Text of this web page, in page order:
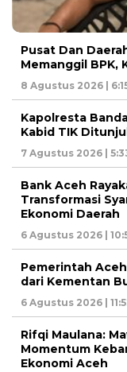
Pusat Dan
Memanggil BPK,
8 Agustus 2026 |
Kapolresta
Kabid TIK
7 Agustus 2026 |
Bank Aceh
Transformasi
Ekonomi Daerah
6 Agustus 2026 |
Pemerintah
dari Kementan
6 Agustus 2026 |
Rifqi Maulana:
Momentum
Ekonomi Aceh